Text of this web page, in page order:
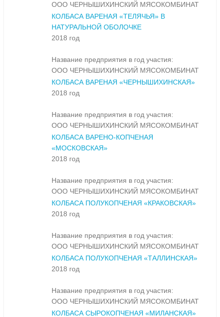
ООО ЧЕРНЫШИХИНСКИЙ МЯСОКОМБИНАТ
КОЛБАСА ВАРЕНАЯ «ТЕЛЯЧЬЯ» В
НАТУРАЛЬНОЙ ОБОЛОЧКЕ
2018 год
Название предприятия в год участия:
ООО ЧЕРНЫШИХИНСКИЙ МЯСОКОМБИНАТ
КОЛБАСА ВАРЕНАЯ «ЧЕРНЫШИХИНСКАЯ»
2018 год
Название предприятия в год участия:
ООО ЧЕРНЫШИХИНСКИЙ МЯСОКОМБИНАТ
КОЛБАСА ВАРЕНО-КОПЧЕНАЯ
«МОСКОВСКАЯ»
2018 год
Название предприятия в год участия:
ООО ЧЕРНЫШИХИНСКИЙ МЯСОКОМБИНАТ
КОЛБАСА ПОЛУКОПЧЕНАЯ «КРАКОВСКАЯ»
2018 год
Название предприятия в год участия:
ООО ЧЕРНЫШИХИНСКИЙ МЯСОКОМБИНАТ
КОЛБАСА ПОЛУКОПЧЕНАЯ «ТАЛЛИНСКАЯ»
2018 год
Название предприятия в год участия:
ООО ЧЕРНЫШИХИНСКИЙ МЯСОКОМБИНАТ
КОЛБАСА СЫРОКОПЧЕНАЯ «МИЛАНСКАЯ»